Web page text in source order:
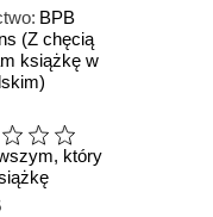
BPB
(Z chęcią
książkę w
który